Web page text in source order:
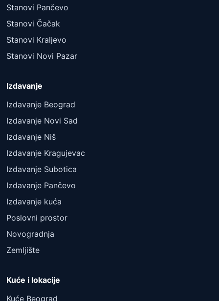
Stanovi Pančevo
Stanovi Čačak
Stanovi Kraljevo
Stanovi Novi Pazar
Izdavanje
Izdavanje Beograd
Izdavanje Novi Sad
Izdavanje Niš
Izdavanje Kragujevac
Izdavanje Subotica
Izdavanje Pančevo
Izdavanje kuća
Poslovni prostor
Novogradnja
Zemljište
Kuće i lokacije
Kuće Beograd